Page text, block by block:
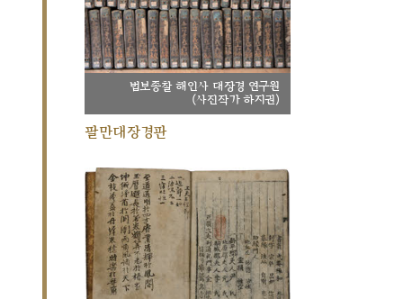
법보종찰 해인사 대장경 연구원
(사진작가 하지권)
팔만대장경판